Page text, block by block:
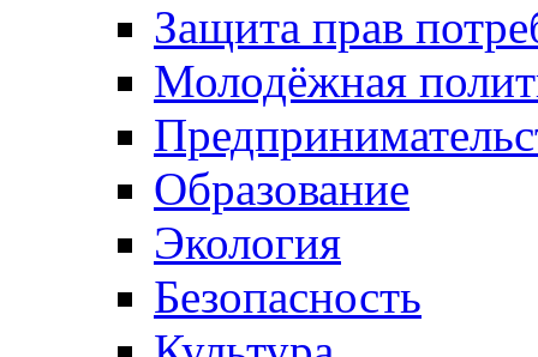
Защита прав
Молодёжная
Образование
Экология
Безопасность